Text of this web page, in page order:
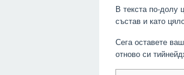
В текста по-долу
състав и като
Сега оставете
отново си